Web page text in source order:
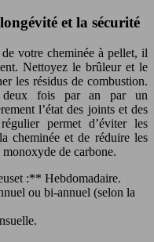
et la sécurité
votre cheminée à pellet, il
Nettoyez le brûleur et le
les résidus de combustion.
deux fois par an par un
l’état des joints et des
permet d’éviter les
cheminée et de réduire les
de carbone.
:** Hebdomadaire.
ou bi-annuel (selon la